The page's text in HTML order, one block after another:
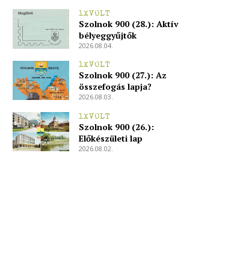
1XVOLT
Szolnok 900 (28.): Aktív
bélyeggyűjtők
2026.08.04.
1XVOLT
Szolnok 900 (27.): Az
összefogás lapja?
2026.08.03.
1XVOLT
Szolnok 900 (26.):
Előkészületi lap
2026.08.02.